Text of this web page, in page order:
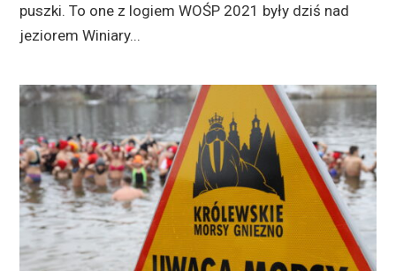
puszki. To one z logiem WOŚP 2021 były dziś nad
jeziorem Winiary...